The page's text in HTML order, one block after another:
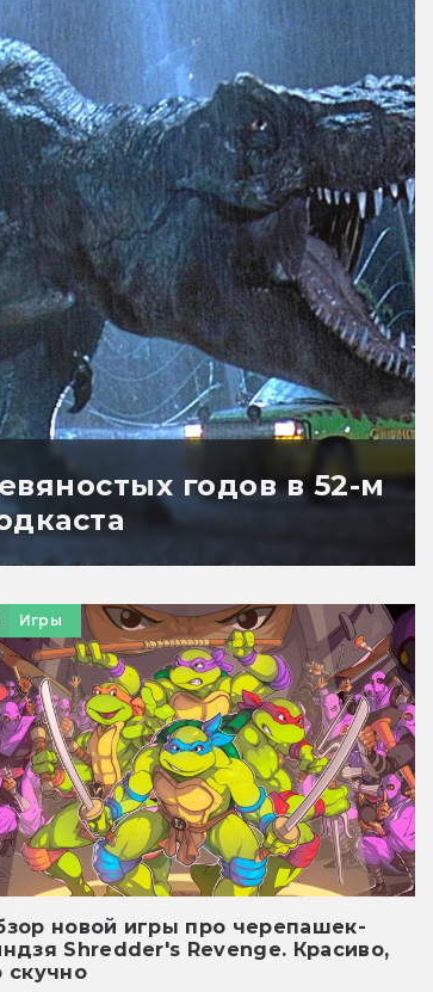
годов в 52-м
Игры
новой игры про черепашек-
Shredder's Revenge. Красиво,
скучно